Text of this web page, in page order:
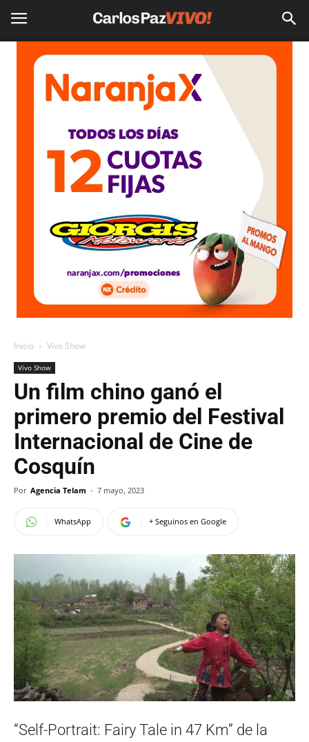
Inicio Vivo Show
Vivo Show
Un film chino ganó el
primero premio del Festival
Internacional de Cine de
Cosquín
Por Agencia Telam - 7 mayo, 2023
WhatsApp + Seguinos en Google
“Self-Portrait: Fairy Tale in 47 Km” de la